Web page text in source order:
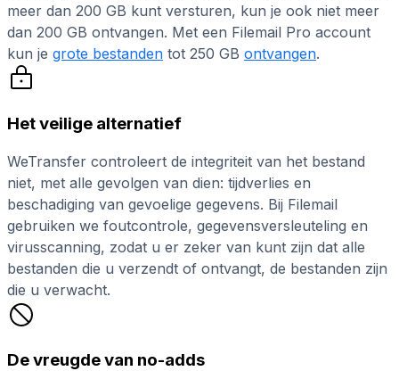
meer dan 200 GB kunt versturen, kun je ook niet meer
dan 200 GB ontvangen. Met een Filemail Pro account
kun je grote bestanden tot 250 GB ontvangen.
Het veilige alternatief
WeTransfer controleert de integriteit van het bestand
niet, met alle gevolgen van dien: tijdverlies en
beschadiging van gevoelige gegevens. Bij Filemail
gebruiken we foutcontrole, gegevensversleuteling en
virusscanning, zodat u er zeker van kunt zijn dat alle
bestanden die u verzendt of ontvangt, de bestanden zijn
die u verwacht.
De vreugde van no-adds